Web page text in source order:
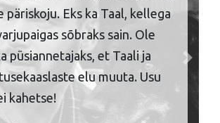
päriskoju. Eks ka Taal, kellega
sõbraks sain. Ole
püsiannetajaks, et Taali ja
elu muuta. Usu
kahetse!
Next